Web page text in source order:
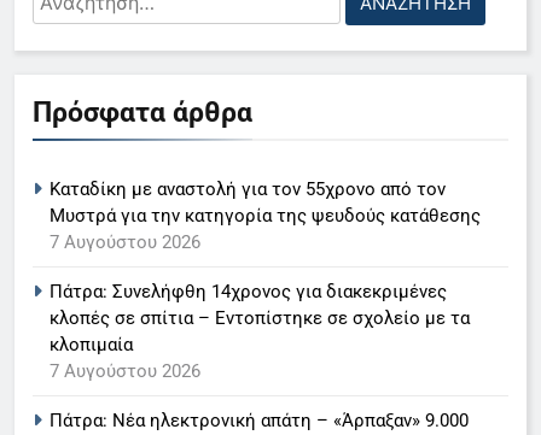
για:
Πρόσφατα άρθρα
Καταδίκη με αναστολή για τον 55χρονο από τον
Μυστρά για την κατηγορία της ψευδούς κατάθεσης
7 Αυγούστου 2026
Πάτρα: Συνελήφθη 14χρονος για διακεκριμένες
κλοπές σε σπίτια – Εντοπίστηκε σε σχολείο με τα
κλοπιμαία
7 Αυγούστου 2026
Πάτρα: Νέα ηλεκτρονική απάτη – «Άρπαξαν» 9.000
5
Ο Παναγιώτης Στάθης στο
ειδήσεων της ΕΡΤ
LIFESTYLE-MEDIA
Στον ΑΝΤ1 η Σία Κοσιώνη- Η
ανακοίνωση του σταθμού
7